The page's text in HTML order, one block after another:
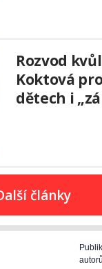
Rozvod
Koktová
dětech i
články